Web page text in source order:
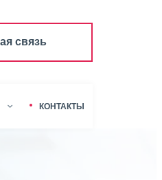
связь
КОНТАКТЫ